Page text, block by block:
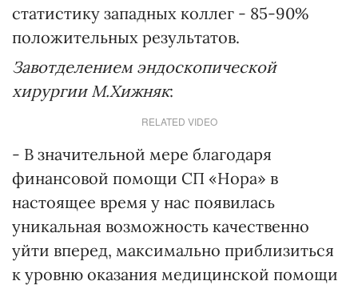
статистику западных коллег - 85-90%
положительных результатов.
Завотделением эндоскопической
хирургии М.Хижняк:
RELATED VIDEO
- В значительной мере благодаря
финансовой помощи СП «Нора» в
настоящее время у нас появилась
уникальная возможность качественно
уйти вперед, максимально приблизиться
к уровню оказания медицинской помощи